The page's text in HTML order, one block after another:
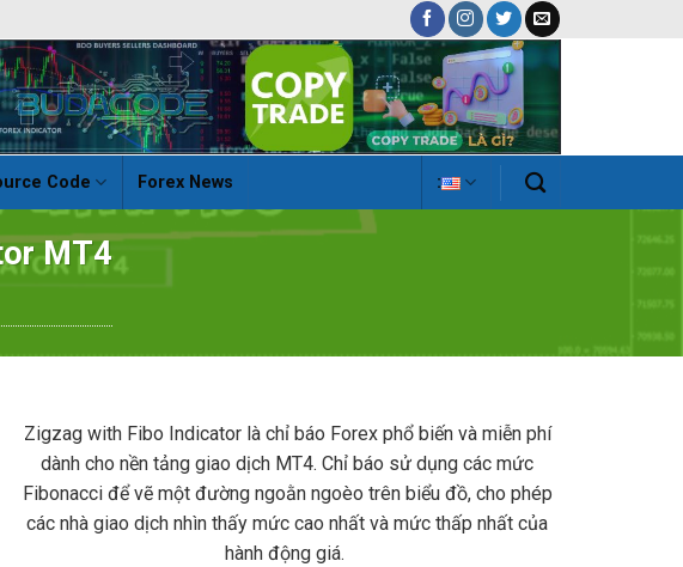
Code Forex News :
MT4
Zigzag with Fibo Indicator là chỉ báo Forex phổ biến và miễn phí
dành cho nền tảng giao dịch MT4.Chỉ báo sử dụng các mức
Fibonacci để vẽ một đường ngoằn ngoèo trên biểu đồ, cho phép
các nhà giao dịch nhìn thấy mức cao nhất và mức thấp nhất của
hành động giá.